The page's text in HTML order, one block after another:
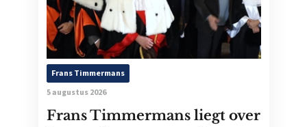
Frans Timmermans
5 augustus 2026
Frans Timmermans liegt over